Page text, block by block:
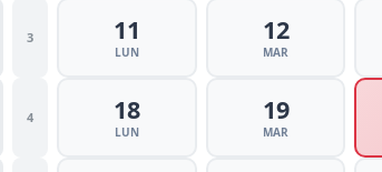
3 11
LUN
12
MAR
4 18
LUN
19
MAR